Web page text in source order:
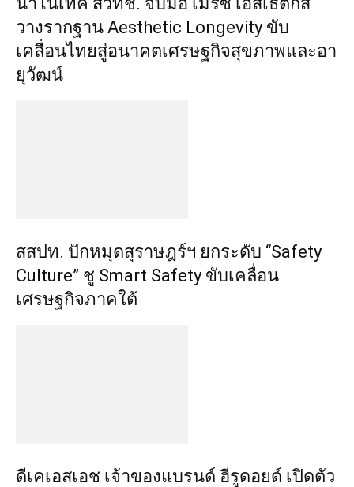
วางรากฐาน Aesthetic Longevity ขับ
เคลื่อนไทยสู่อนาคตเศรษฐกิจสุขภาพและอา
ยุวัฒน์
สสปท. ปักหมุดสุราษฎร์ฯ ยกระดับ “Safety
Culture” ชู Smart Safety ขับเคลื่อน
เศรษฐกิจภาคใต้
ดีเคเอสเอช เจ้าของแบรนด์ ฮีรูดอยด์ เปิดตัว